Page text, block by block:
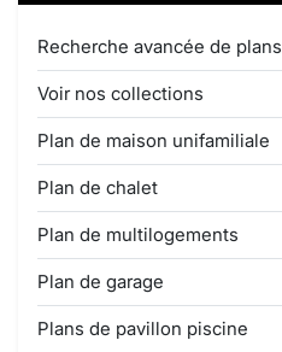
Recherche avancée de plans
Voir nos collections
Plan de maison unifamiliale
Plan de chalet
Plan de multilogements
Plan de garage
Plans de pavillon piscine